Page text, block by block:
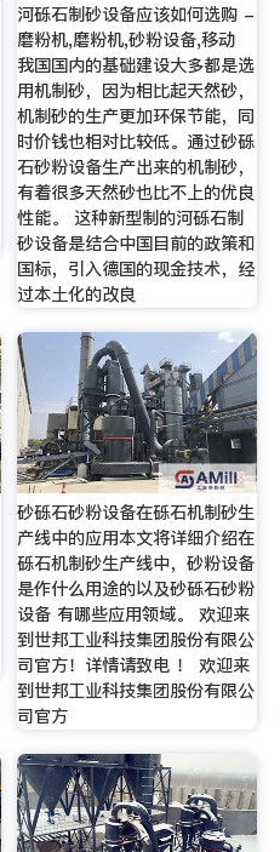
河砾石制砂设备应该如何选购 -
磨粉机,磨粉机,砂粉设备,移动
我国国内的基础建设大多都是选
用机制砂，因为相比起天然砂，
机制砂的生产更加环保节能，同
时价钱也相对比较低。通过砂砾
石砂粉设备生产出来的机制砂，
有着很多天然砂也比不上的优良
性能。 这种新型制的河砾石制
砂设备是结合中国目前的政策和
国标，引入德国的现金技术，经
过本土化的改良
砂砾石砂粉设备在砾石机制砂生
产线中的应用本文将详细介绍在
砾石机制砂生产线中，砂粉设备
是作什么用途的以及砂砾石砂粉
设备 有哪些应用领域。 欢迎来
到世邦工业科技集团股份有限公
司官方！详情请致电 ！ 欢迎来
到世邦工业科技集团股份有限公
司官方